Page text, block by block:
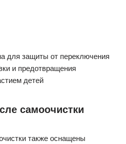
для защиты от переключения
и предотвращения
детей
самоочистки
также оснащены